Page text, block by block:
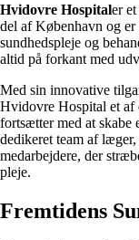
Hvidovre Hospitaler
del af København og
sundhedspleje og
altid på forkant med
Med sin innovative
Hvidovre Hospital et af
fortsætter med at skabe
dedikeret team af
medarbejdere, der
pleje.
Fremtidens